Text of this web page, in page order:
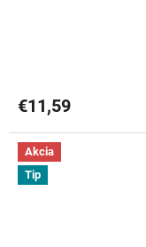
€11,59
Akcia
Tip